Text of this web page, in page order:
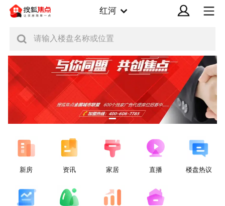
红河
请输入楼盘名称或位置
新房 资讯 家居 直播 楼盘热议